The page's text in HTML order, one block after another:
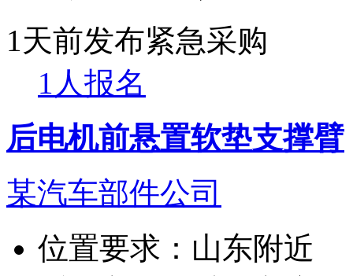
1天前发布紧急采购
1人报名
后电机前悬置软垫支撑臂
某汽车部件公司
位置要求： 山东附近